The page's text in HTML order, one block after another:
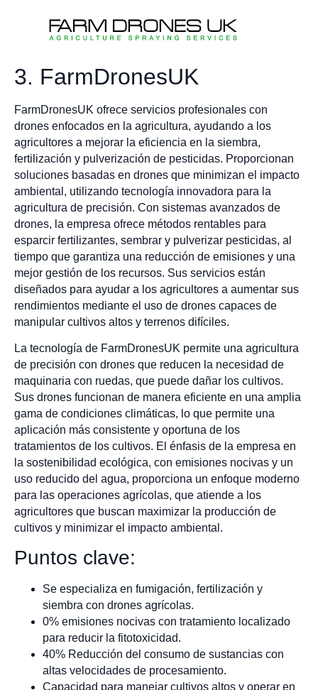
3. FarmDronesUK
FarmDronesUK ofrece servicios profesionales con
drones enfocados en la agricultura, ayudando a los
agricultores a mejorar la eficiencia en la siembra,
fertilización y pulverización de pesticidas. Proporcionan
soluciones basadas en drones que minimizan el impacto
ambiental, utilizando tecnología innovadora para la
agricultura de precisión. Con sistemas avanzados de
drones, la empresa ofrece métodos rentables para
esparcir fertilizantes, sembrar y pulverizar pesticidas, al
tiempo que garantiza una reducción de emisiones y una
mejor gestión de los recursos. Sus servicios están
diseñados para ayudar a los agricultores a aumentar sus
rendimientos mediante el uso de drones capaces de
manipular cultivos altos y terrenos difíciles.
La tecnología de FarmDronesUK permite una agricultura
de precisión con drones que reducen la necesidad de
maquinaria con ruedas, que puede dañar los cultivos.
Sus drones funcionan de manera eficiente en una amplia
gama de condiciones climáticas, lo que permite una
aplicación más consistente y oportuna de los
tratamientos de los cultivos. El énfasis de la empresa en
la sostenibilidad ecológica, con emisiones nocivas y un
uso reducido del agua, proporciona un enfoque moderno
para las operaciones agrícolas, que atiende a los
agricultores que buscan maximizar la producción de
cultivos y minimizar el impacto ambiental.
Puntos clave:
Se especializa en fumigación, fertilización y
siembra con drones agrícolas.
0% emisiones nocivas con tratamiento localizado
para reducir la fitotoxicidad.
40% Reducción del consumo de sustancias con
altas velocidades de procesamiento.
Capacidad para manejar cultivos altos y operar en